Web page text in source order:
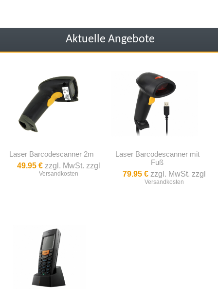
Aktuelle Angebote
Laser Barcodescanner 2m
49.95 €zzgl. MwSt. zzgl
Versandkosten
Laser Barcodescanner mit
Fuß
79.95 € zzgl. MwSt. zzgl
Versandkosten